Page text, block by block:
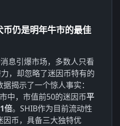
仍是明年牛市的最佳
息引爆市场，多数人只看
，却忽略了迷因币特有的
揭示了一个惊人事实：
中，市值前50的迷因币平
倍。SHIB作为目前流动性
币，具备三大独特优